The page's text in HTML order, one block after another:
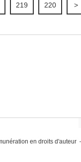
219 220 230
240
250
260
270
280
>
en droits d'auteur